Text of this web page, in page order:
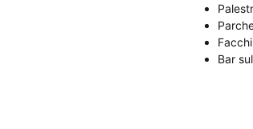
Bar